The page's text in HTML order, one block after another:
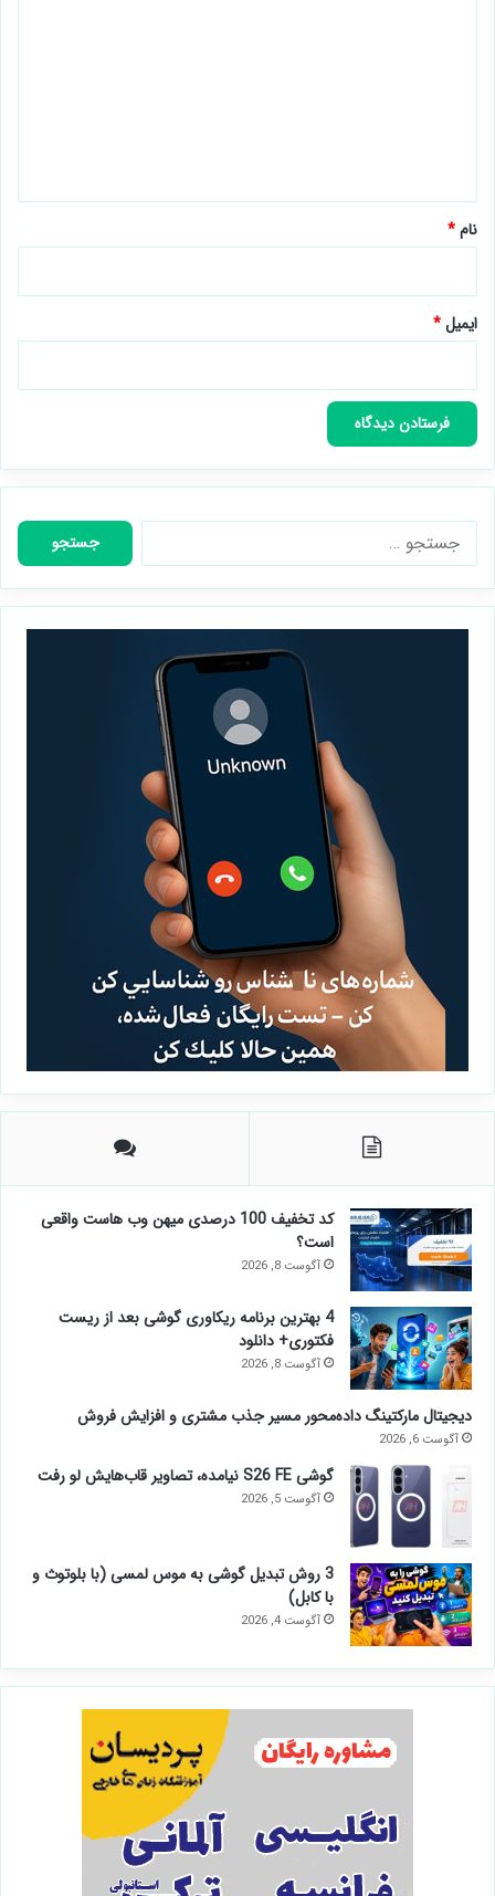
نام*
ایمیل*
جستجو
برای:
کد تخفیف 100 درصدی میهن وب هاست واقعی
است؟
آگوست 8, 2026
4 بهترین برنامه ریکاوری گوشی بعد از ریست
فکتوری+ دانلود
آگوست 8, 2026
دیجیتال مارکتینگ داده‌محور مسیر جذب مشتری و افزایش فروش
آگوست 6, 2026
گوشی S26 FE نیامده، تصاویر قاب‌هایش لو رفت
آگوست 5, 2026
3 روش تبدیل گوشی به موس لمسی (با بلوتوث و
با کابل)
آگوست 4, 2026